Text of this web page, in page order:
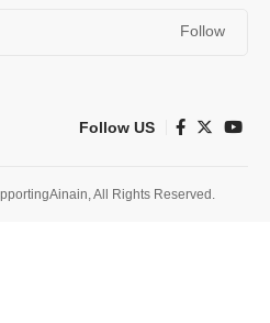
Follow
Follow US
All Rights Reserved.